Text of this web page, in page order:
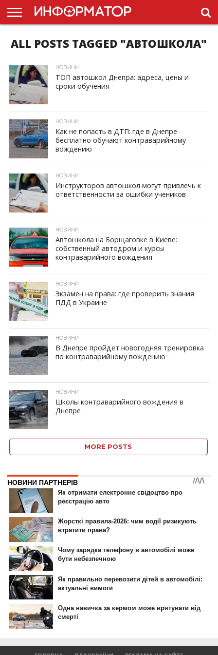
ГОЛОВНА
НОВИНИ
ПДР
УКРАЇНИ
РЕКЛАМА
ПРОЕКТЫ
ALL POSTS TAGGED "АВТОШКОЛА"
ID, "post_views_count", true); if ( $post_views >= 1) { ?>
НОВИНИ
ТОП автошкол Днепра: адреса, цены и
сроки обучения
ID, "post_views_count", true); if ( $post_views >= 1) { ?>
НОВИНИ
Как не попасть в ДТП: где в Днепре
бесплатно обучают контраварийному
вождению
ID, "post_views_count", true); if ( $post_views >= 1) { ?>
НОВИНИ
Инструкторов автошкол могут привлечь к
ответственности за ошибки учеников
ID, "post_views_count", true); if ( $post_views >= 1) { ?>
НОВИНИ
Автошкола на Борщаговке в Киеве:
собственный автодром и курсы
контраварийного вождения
ID, "post_views_count", true); if ( $post_views >= 1) { ?>
НОВИНИ
Экзамен на права: где проверить знания
ПДД в Украине
ID, "post_views_count", true); if ( $post_views >= 1) { ?>
НОВИНИ
В Днепре пройдет новогодняя тренировка
по контраварийному вождению
ID, "post_views_count", true); if ( $post_views >= 1) { ?>
НОВИНИ
Школы контраварийного вождения в
Днепре
MORE POSTS